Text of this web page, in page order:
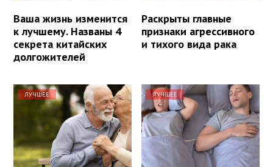
Ваша жизнь изменится
к лучшему. Названы 4
секрета китайских
долгожителей
Раскрыты главные
признаки агрессивного
и тихого вида рака
ЛУЧШЕЕ ЛУЧШЕЕ